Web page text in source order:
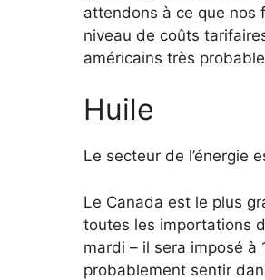
attendons à ce que nos
niveau de coûts
américains très
Huile
Le secteur de l’énergie
Le Canada est le plus
toutes les importations
mardi – il sera imposé à
probablement sentir